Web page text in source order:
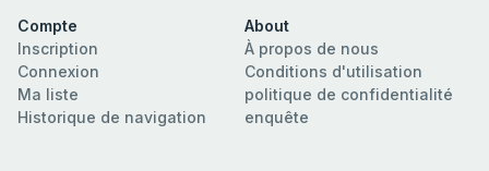
Compte
Inscription
Connexion
Ma liste
Historique de navigation
About
À propos de nous
Conditions d'utilisation
politique de confidentialité
enquête